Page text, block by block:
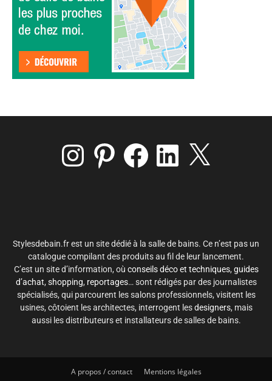
InstagramPinterest FacebookLinkedIn
Stylesdebain.fr est un site dédié à la salle de bains. Ce n’est pas un
catalogue compilant des produits au fil de leur lancement.
C’est un site d’information, où conseils déco et techniques, guides
d’achat, shopping, reportages… sont rédigés par des journalistes
spécialisés, qui parcourent les salons professionnels, visitent les
usines, côtoient les architectes, interrogent lesdesigners, mais
aussi les distributeurs et installateurs de salles de bains.
A propos / contact Mentions légales